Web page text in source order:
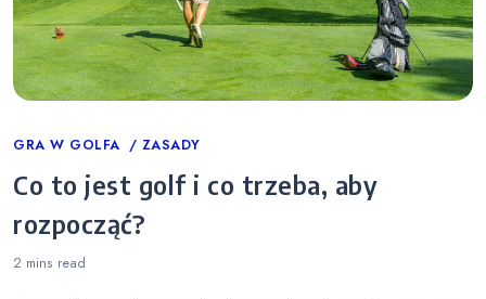
Categories
GRA W GOLFA ZASADY
Co to jest golf i co trzeba, aby
rozpocząć?
2 mins read